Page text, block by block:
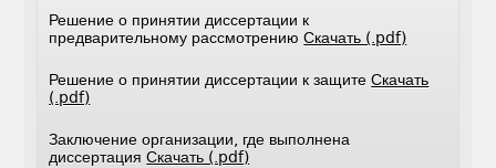
Решение о принятии диссертации к
предварительному рассмотрениюСкачать (.pdf)
Решение о принятии диссертации к защитеСкачать
(.pdf)
Заключение организации, где выполнена
диссертацияСкачать (.pdf)